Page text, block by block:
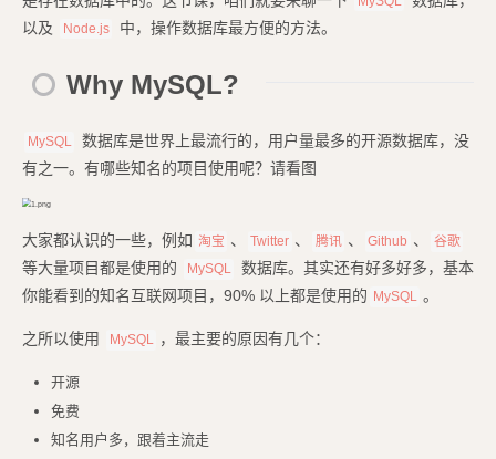
以及
Node.js 中，操作数据库最方便的方法。
Why MySQL?
MySQL
数据库是世界上最流行的，用户量最多的开源数据库，没
有之一。有哪些知名的项目使用呢？请看图
大家都认识的一些，例如 淘宝 、 Twitter 、 腾讯 、 Github 、 谷歌
等大量项目都是使用的 MySQL
数据库。其实还有好多好多，基本
你能看到的知名互联网项目，90% 以上都是使用的 MySQL 。
之所以使用 MySQL ，最主要的原因有几个：
开源
免费
知名用户多，跟着主流走